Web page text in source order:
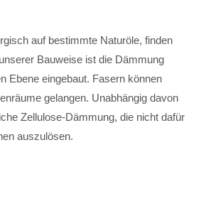
auf bestimmte Naturöle, finden
Bauweise ist die Dämmung
Ebene eingebaut. Fasern können
gelangen. Unabhängig davon
Zellulose-Dämmung, die nicht dafür
auszulösen.